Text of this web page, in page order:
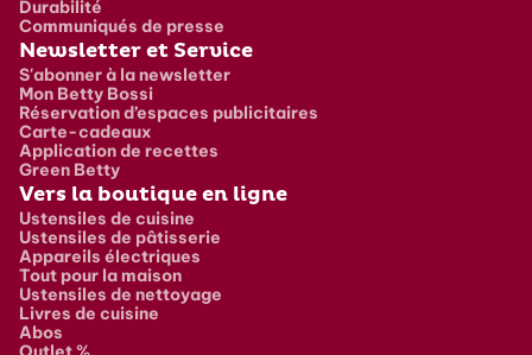
Durabilité
Communiqués de presse
Newsletter et Service
S'abonner à la newsletter
Mon Betty Bossi
Réservation d’espaces publicitaires
Carte-cadeaux
Application de recettes
Green Betty
Vers la boutique en ligne
Ustensiles de cuisine
Ustensiles de pâtisserie
Appareils électriques
Tout pour la maison
Ustensiles de nettoyage
Livres de cuisine
Abos